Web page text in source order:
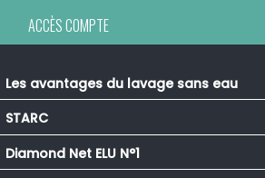
ACCÈS COMPTE
Les avantages du lavage sans eau
STARC
Diamond Net ELU N°1